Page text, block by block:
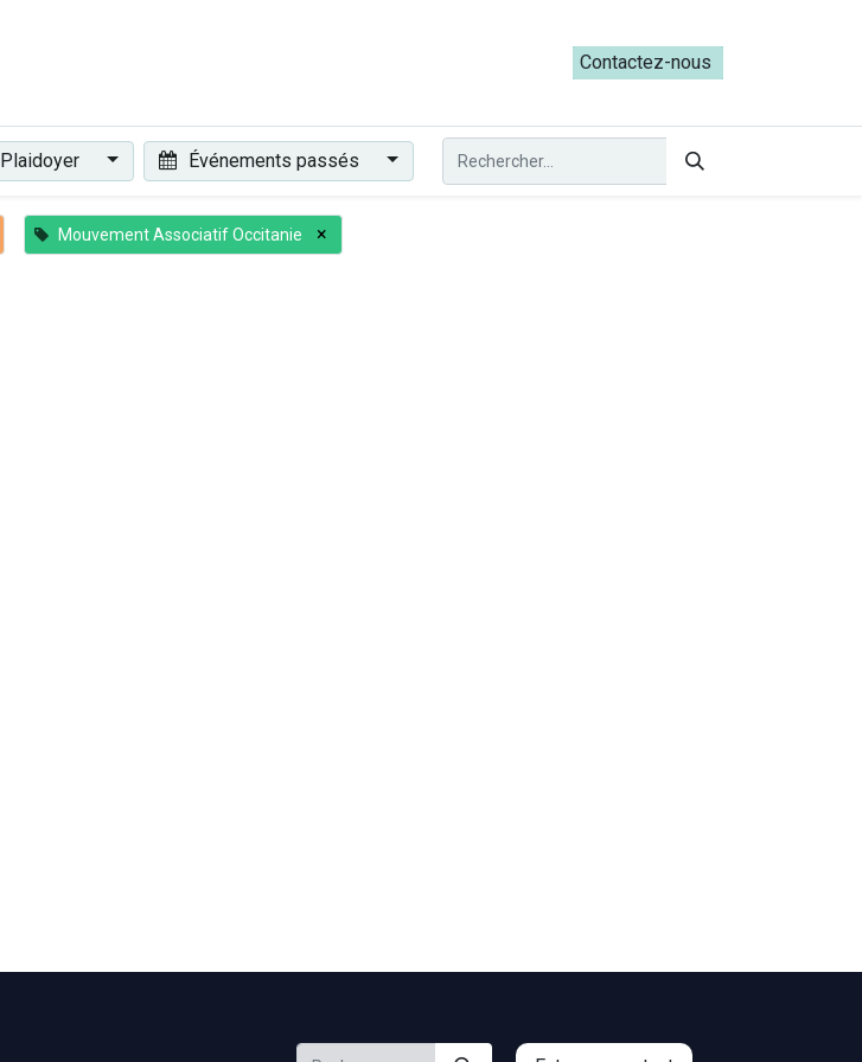
Les ateliers du Parcours ADRESS [mai-juin 2026]
Contactez-nous​​
Plaidoyer Événements passés
Mouvement Associatif Occitanie ×